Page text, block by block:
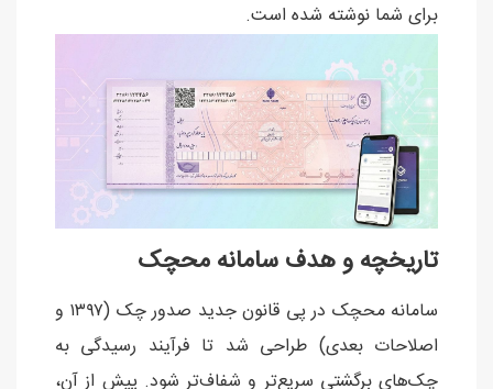
برای شما نوشته شده است.
تاریخچه و هدف سامانه محچک
سامانه محچک در پی قانون جدید صدور چک (۱۳۹۷ و
اصلاحات بعدی) طراحی شد تا فرآیند رسیدگی به
چک‌های برگشتی سریع‌تر و شفاف‌تر شود. پیش از آن،